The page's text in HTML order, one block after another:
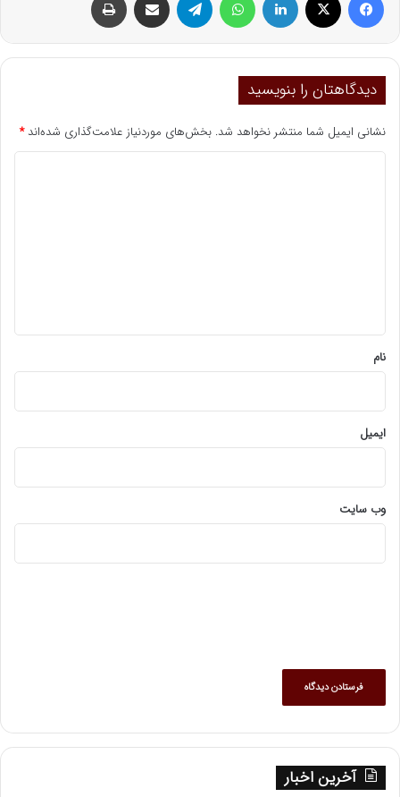
دیدگاهتان را بنویسید
نشانی ایمیل شما منتشر نخواهد شد. بخش‌های موردنیاز علامت‌گذاری شده‌اند*
نام
ایمیل
وب‌ سایت
آخرین اخبار